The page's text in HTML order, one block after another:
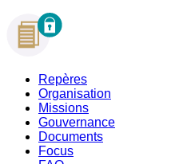
Repères
Organisation
Missions
Gouvernance
Documents
Focus